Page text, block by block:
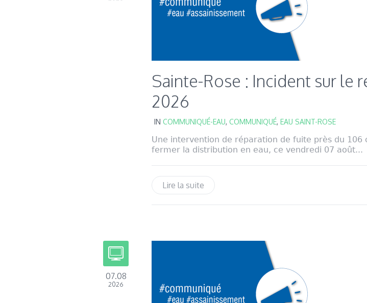
Sainte-Rose : Incident sur le
2026
IN COMMUNIQUÉ-EAU, COMMUNIQUÉ, EAU SAINT-ROSE
Une intervention de réparation de fuite près du 106
fermer la distribution en eau, ce vendredi 07 août...
Lire la suite
07.08
2026